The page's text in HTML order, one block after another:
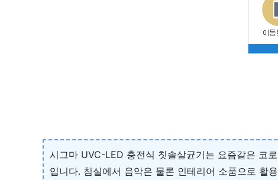
시그마 UVC-LED 충전식 칫솔살균기는 요즘같은 코
입니다. 침실에서 음악은 물론 인테리어 소품으로 활